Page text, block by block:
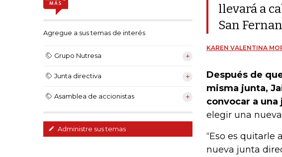
Agregue a sus temas de interés
Grupo Nutresa
Junta directiva
Asamblea de accionistas
Administre sus temas
llevará a
San
KAREN VALENTINA
Después de
misma junta,
convocar a
elegir una
“Eso es quitarle
nueva junta